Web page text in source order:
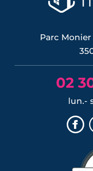
Parc
02
lun.-